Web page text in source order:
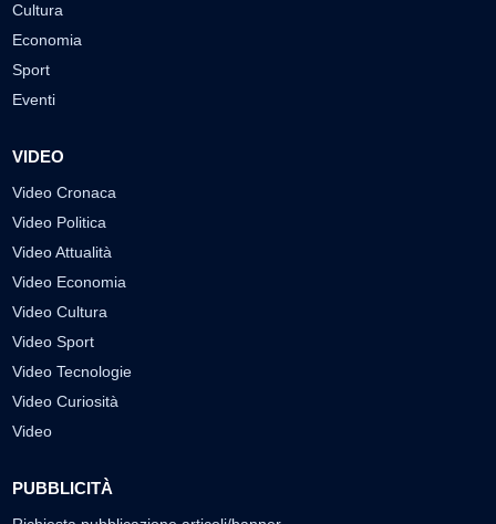
Cultura
Economia
Sport
Eventi
VIDEO
Video Cronaca
Video Politica
Video Attualità
Video Economia
Video Cultura
Video Sport
Video Tecnologie
Video Curiosità
Video
PUBBLICITÀ